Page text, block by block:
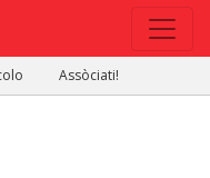
Assòciati!